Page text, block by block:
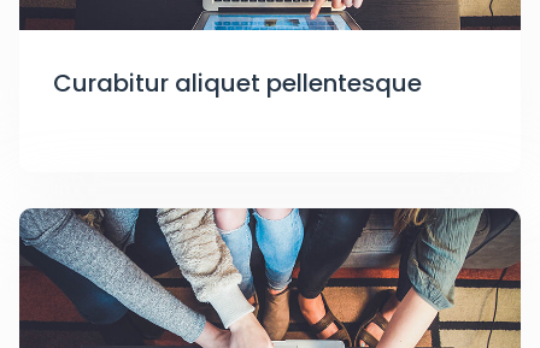
Curabitur aliquet pellentesque